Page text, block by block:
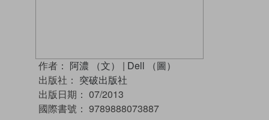
作者： 阿濃 （文） | Dell （圖）
出版社： 突破出版社
出版日期： 07/2013
國際書號： 9789888073887